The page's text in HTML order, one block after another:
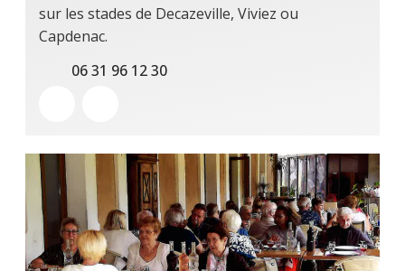
sur les stades de Decazeville, Viviez ou
Capdenac.
06 31 96 12 30